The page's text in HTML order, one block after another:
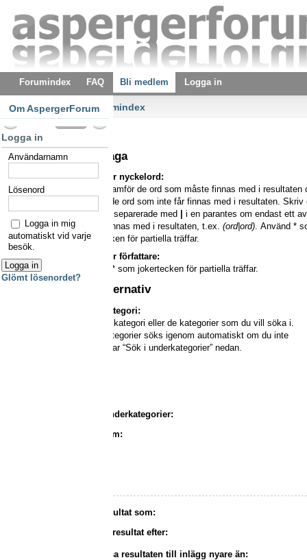
Forumindex FAQ Bli medlem Logga in
Forumindex
Sök
Sökfråga
Sök efter nyckelord:
framför de ord som måste finnas med i resultaten
framför de ord som inte får finnas med i resultaten. Skriv
med ord separerade med
i en parantes om endast ett
måste finnas med i resultaten, t.ex. (ord|ord) . Använd *
jokertecken för partiella träffar.
Sök efter författare:
Använd * som jokertecken för partiella träffar.
Sökalternativ
Sök i kategori:
Välj den kategori eller de kategorier som du vill söka i.
Underkategorier söks igenom automatiskt om du inte
inaktiverar “Sök i underkategorier” nedan.
Sök i underkategorier:
Sök inom:
Visa resultat som:
Sortera resultat efter:
Begränsa resultaten till inlägg nyare än:
Om AspergerForum
Logga in
Användarnamn
Lösenord
Logga in mig
automatiskt vid varje
besök.
Glömt lösenordet?